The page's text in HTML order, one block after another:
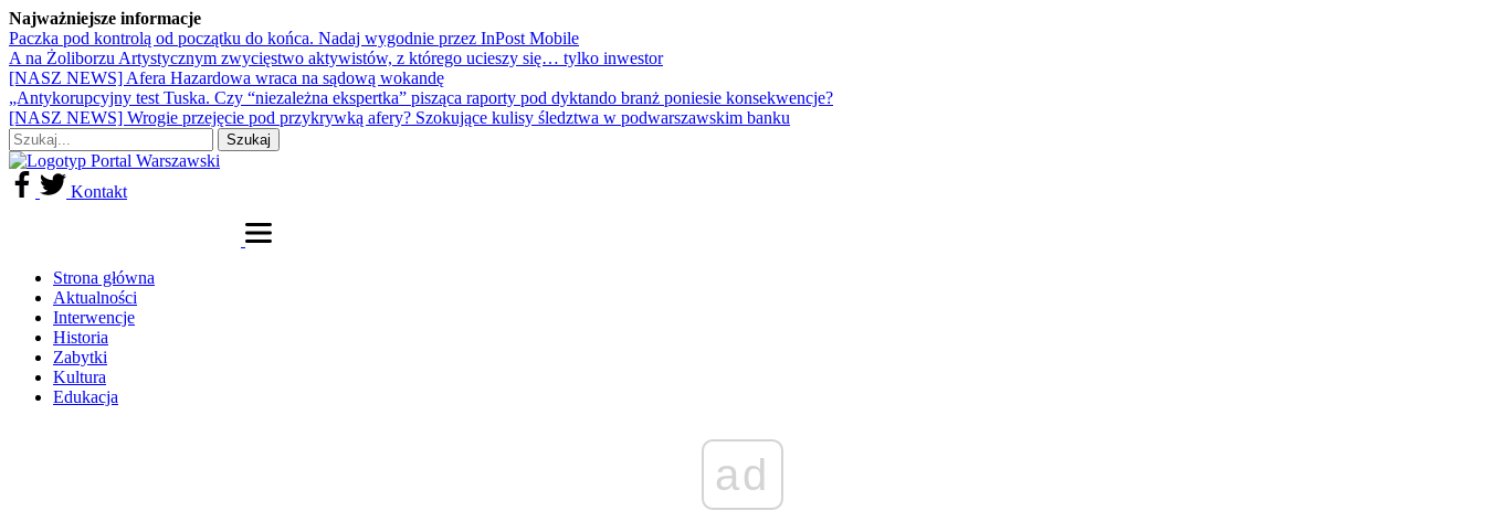
Najważniejsze informacje
Paczka pod kontrolą od początku do końca. Nadaj wygodnie przez InPost Mobile
A na Żoliborzu Artystycznym zwycięstwo aktywistów, z którego ucieszy się… tylko inwestor
[NASZ NEWS] Afera Hazardowa wraca na sądową wokandę
„Antykorupcyjny test Tuska. Czy “niezależna ekspertka” pisząca raporty pod dyktando branż poniesie konsekwencje?
[NASZ NEWS] Wrogie przejęcie pod przykrywką afery? Szokujące kulisy śledztwa w podwarszawskim banku
Kontakt
Strona główna
Aktualności
Interwencje
Historia
Zabytki
Kultura
Edukacja
ad